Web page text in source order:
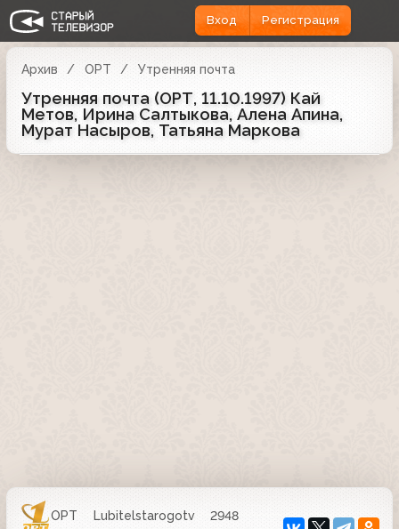
Вход Регистрация
Архив ОРТ Утренняя почта
Утренняя почта (ОРТ, 11.10.1997) Кай
Метов, Ирина Салтыкова, Алена Апина,
Мурат Насыров, Татьяна Маркова
ОРТ Lubitelstarogotv
2948